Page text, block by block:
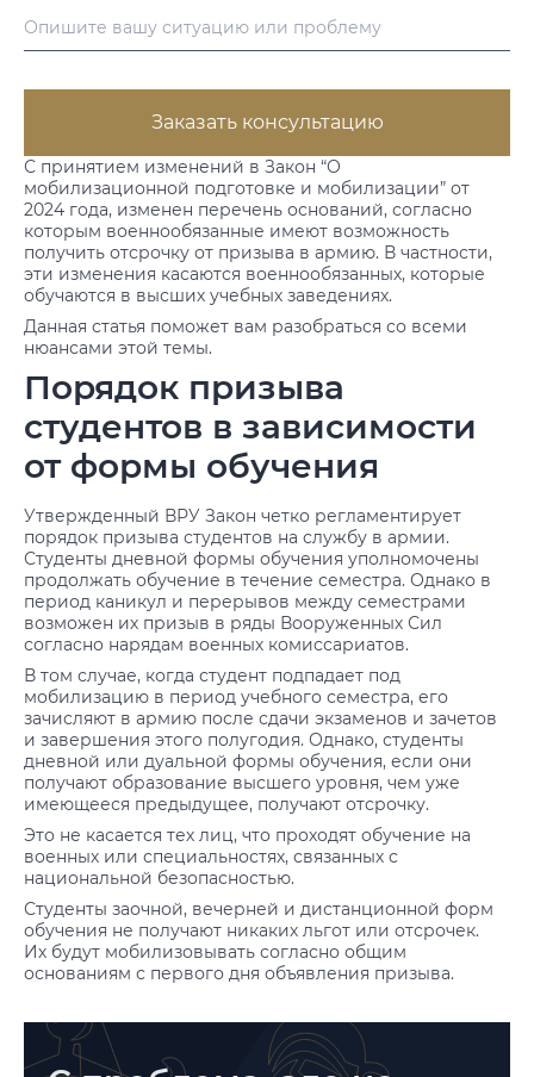
С принятием изменений в Закон “О
мобилизационной подготовке и мобилизации” от
2024 года, изменен перечень оснований, согласно
которым военнообязанные имеют возможность
получить отсрочку от призыва в армию. В частности,
эти изменения касаются военнообязанных, которые
обучаются в высших учебных заведениях.
Данная статья поможет вам разобраться со всеми
нюансами этой темы.
Порядок призыва
студентов в зависимости
от формы обучения
Утвержденный ВРУ Закон четко регламентирует
порядок призыва студентов на службу в армии.
Студенты дневной формы обучения уполномочены
продолжать обучение в течение семестра. Однако в
период каникул и перерывов между семестрами
возможен их призыв в ряды Вооруженных Сил
согласно нарядам военных комиссариатов.
В том случае, когда студент подпадает под
мобилизацию в период учебного семестра, его
зачисляют в армию после сдачи экзаменов и зачетов
и завершения этого полугодия. Однако, студенты
дневной или дуальной формы обучения, если они
получают образование высшего уровня, чем уже
имеющееся предыдущее, получают отсрочку.
Это не касается тех лиц, что проходят обучение на
военных или специальностях, связанных с
национальной безопасностью.
Студенты заочной, вечерней и дистанционной форм
обучения не получают никаких льгот или отсрочек.
Их будут мобилизовывать согласно общим
основаниям с первого дня объявления призыва.
Заказать консультацию